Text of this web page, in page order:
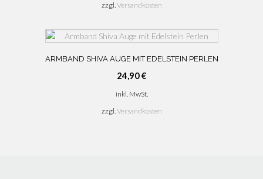
zzgl.Versandkosten
ARMBAND SHIVA AUGE MIT EDELSTEIN PERLEN
24,90€
inkl. MwSt.
zzgl. Versandkosten